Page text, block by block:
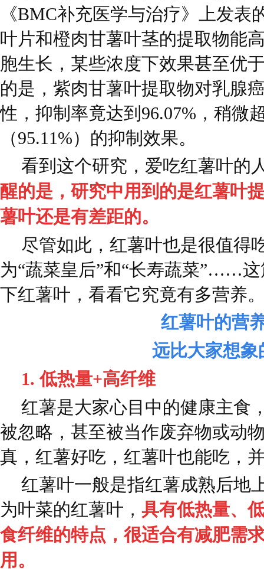
《BMC补充医学与治疗》上发表
叶片和橙肉甘薯叶茎的提取物能
胞生长，某些浓度下效果甚至优
的是，紫肉甘薯叶提取物对乳腺
性，抑制率竟达到96.07%，稍微
（95.11%）的抑制效果。
看到这个研究，爱吃红薯叶的
醒的是，研究中用到的是红薯叶
薯叶还是有差距的。
尽管如此，红薯叶也是很值得
为“蔬菜皇后”和“长寿蔬菜”……
下红薯叶，看看它究竟有多营养
红薯叶的营
远比大家想象
1. 低热量+高纤维
红薯是大家心目中的健康主食
被忽略，甚至被当作废弃物或动
真，红薯好吃，红薯叶也能吃，
红薯叶一般是指红薯成熟后地
为叶菜的红薯叶， 具有低热量、
食纤维的特点，很适合有减肥需
用。